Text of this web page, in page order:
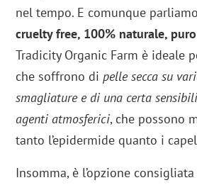
nel tempo. E comunque
cruelty free, 100% naturale,
Tradicity Organic Farm è ideale
che soffrono dipelle secca su
smagliature e di una certa
agenti atmosferici, che possono
tanto l’epidermide quanto i
Insomma, è l’opzione